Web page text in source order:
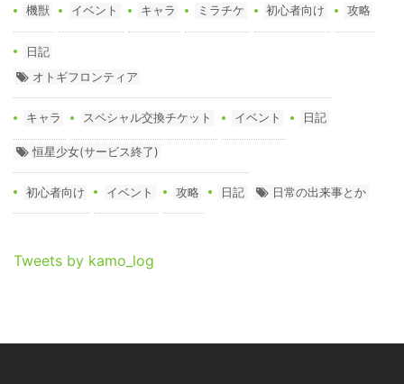
機獣 イベント キャラ ミラチケ 初心者向け 攻略
日記
オトギフロンティア
キャラ スペシャル交換チケット イベント 日記
恒星少女(サービス終了)
初心者向け イベント 攻略 日記 日常の出来事とか
Tweets by kamo_log